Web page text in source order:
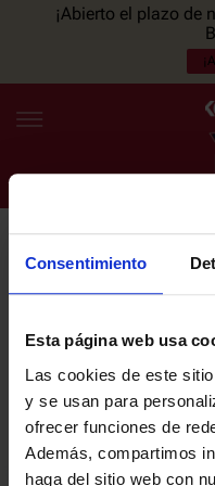
Consentimiento
Esta página web usa
Las cookies de este
y se usan para
ofrecer funciones de
Además, compartimos
haga del sitio web con
¡Abierto el plazo de
ES EU
últimas noticias y
Email
He leído y acepto la